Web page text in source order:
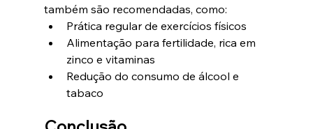
também são recomendadas, como:
Prática regular de exercícios físicos
Alimentação para fertilidade, rica em
zinco e vitaminas
Redução do consumo de álcool e
tabaco